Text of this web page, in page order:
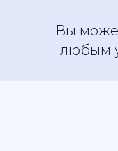
Вы
любым